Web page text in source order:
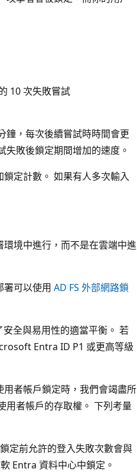
10 次失敗嘗試
鐘，每次後續嘗試時時間會更
敗後鎖定期間增加的速度。
定計數。 如果有人多次輸入
境中進行，而不是在雲端中進
署可以使用 AD FS 外部網路鎖
全與易用性的適當平衡。 若
Entra ID P1 或更高等級
者帳戶鎖定時，我們會竭盡所
用者帳戶的存取權。 下列考量
定前允許的登入失敗次數會與
Entra 資料中心中鎖定。